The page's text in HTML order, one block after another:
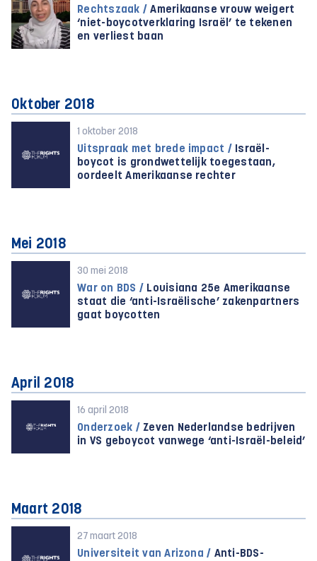
Rechtszaak / Amerikaanse vrouw weigert
‘niet-boycotverklaring Israël’ te tekenen
en verliest baan
Oktober 2018
1 oktober 2018
Uitspraak met brede impact / Israël-
boycot is grondwettelijk toegestaan,
oordeelt Amerikaanse rechter
Mei 2018
30 mei 2018
War on BDS / Louisiana 25e Amerikaanse
staat die ‘anti-Israëlische’ zakenpartners
gaat boycotten
April 2018
16 april 2018
Onderzoek / Zeven Nederlandse bedrijven
in VS geboycot vanwege ‘anti-Israël-beleid’
Maart 2018
27 maart 2018
Universiteit van Arizona / Anti-BDS-